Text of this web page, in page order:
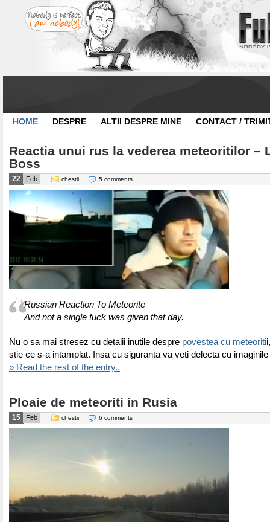
HOME DESPRE ALTII DESPRE MINE CONTACT /
Reactia unui rus la vederea meteoritilor –
Boss
22 Feb chestii 5 comments
Russian Reaction To Meteorite
And not a single fuck was given that day.
Nu o sa mai stresez cu detalii inutile despre povestea cu meteoriti
stie ce s-a intamplat. Insa cu siguranta va veti delecta cu
» Read the rest of the entry..
Ploaie de meteoriti in Rusia
15 Feb chestii 6 comments